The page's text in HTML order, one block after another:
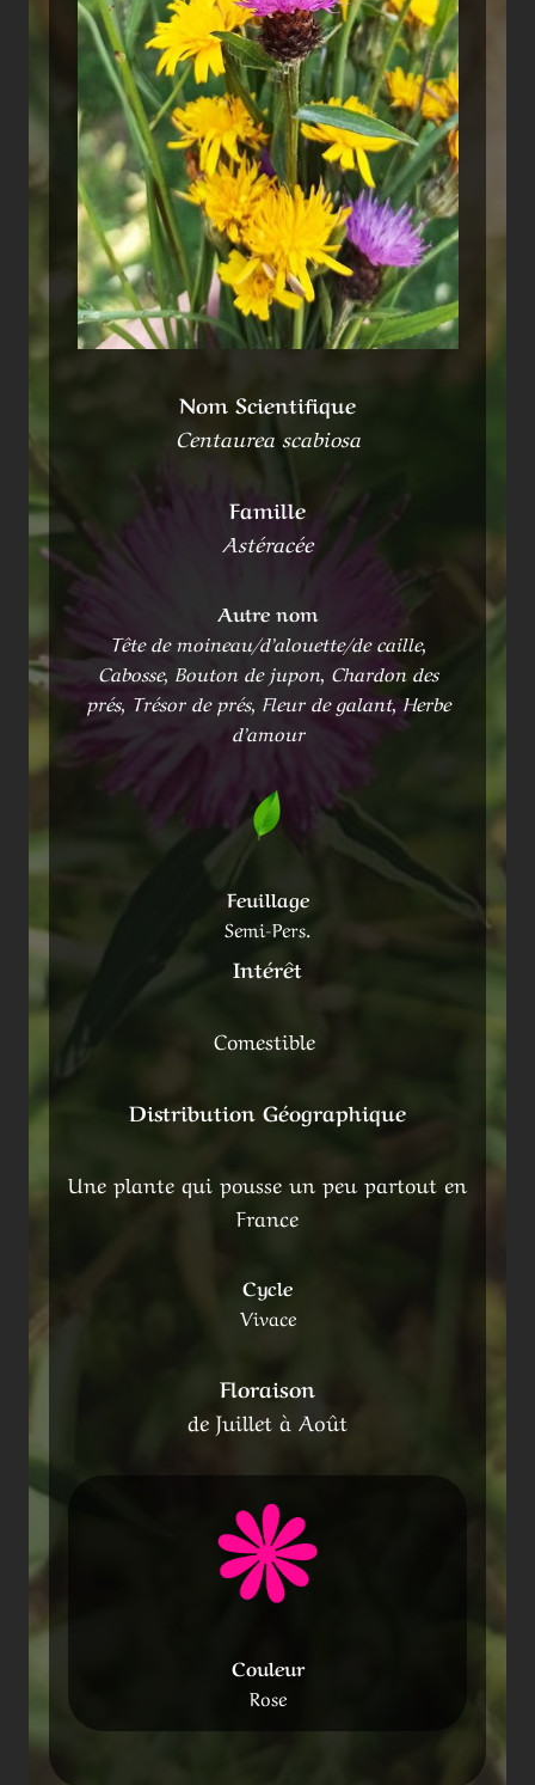
Nom Scientifique
Centaurea scabiosa
Famille
Astéracée
Autre nom
Tête de moineau/d’alouette/de caille,
Cabosse, Bouton de jupon, Chardon des
prés, Trésor de prés, Fleur de galant, Herbe
d’amour
Feuillage
Semi-Pers.
Intérêt
Comestible
Distribution Géographique
Une plante qui pousse un peu partout en
France
Cycle
Vivace
Floraison
de Juillet à Août
Couleur
Rose